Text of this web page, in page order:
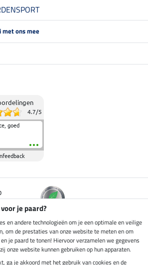
met ons mee
4.7/5
goed
je paard?
en andere technologieën om je een optimale en veilige
om de prestaties van onze website te meten en om
je paard te tonen! Hiervoor verzamelen we gegevens
onze website kunnen gebruiken op hun apparaten.
ga je akkoord met het gebruik van cookies en de